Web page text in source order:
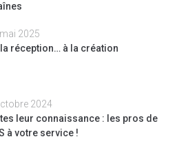
2025
la réception… à la création
2024
leur connaissance : les pros de
à votre service !